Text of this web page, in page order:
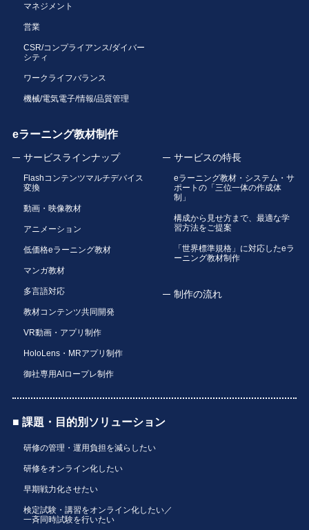
マネジメント
営業
CSR/コンプライアンス/ダイバー
シティ
ワークライフバランス
機械/電気電子/情報/品質管理
eラーニング教材制作
サービスラインナップ
Flashコンテンツマルチデバイス
変換
動画・映像教材
アニメーション
低価格eラーニング教材
マンガ教材
多言語対応
教材コンテンツ共同開発
VR動画・アプリ制作
HoloLens・MRアプリ制作
御社専用AIロープレ制作
サービスの特長
eラーニング教材・システム・サ
ポートの「三位一体の作成体
制」
構成から見せ方まで、最適な学
習方法をご提案
「世界標準規格」に対応したeラ
ーニング教材制作
制作の流れ
■ 課題・目的別ソリューション
研修の管理・運用負担を減らしたい
研修をオンライン化したい
早期戦力化させたい
検定試験・講習をオンライン化したい／
一斉同時試験を行いたい